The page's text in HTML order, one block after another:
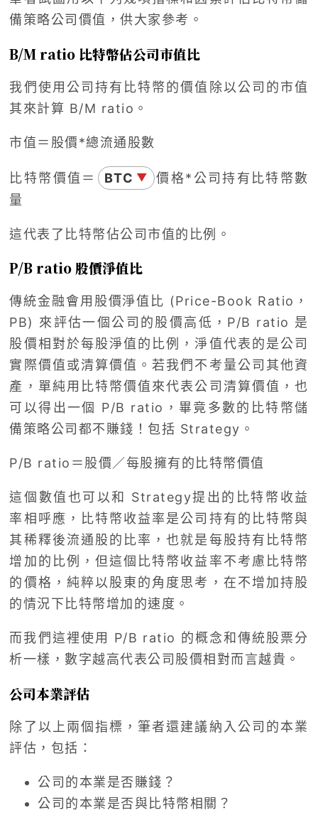
備策略公司價值，供大家參考。
B/M ratio 比特幣佔公司市值比
我們使用公司持有比特幣的價值除以公司的市值
其來計算 B/M ratio。
市值＝股價*總流通股數
比特幣價值＝ BTC ▼
價格*公司持有比特幣數
量
這代表了比特幣佔公司市值的比例。
P/B ratio 股價淨值比
傳統金融會用股價淨值比 (Price-Book Ratio，
PB) 來評估一個公司的股價高低，P/B ratio 是
股價相對於每股淨值的比例，淨值代表的是公司
實際價值或清算價值。若我們不考量公司其他資
產，單純用比特幣價值來代表公司清算價值，也
可以得出一個 P/B ratio，畢竟多數的比特幣儲
備策略公司都不賺錢！包括 Strategy。
P/B ratio＝股價／每股擁有的比特幣價值
這個數值也可以和 Strategy提出的比特幣收益
率相呼應，比特幣收益率是公司持有的比特幣與
其稀釋後流通股的比率，也就是每股持有比特幣
增加的比例，但這個比特幣收益率不考慮比特幣
的價格，純粹以股東的角度思考，在不增加持股
的情況下比特幣增加的速度。
而我們這裡使用 P/B ratio 的概念和傳統股票分
析一樣，數字越高代表公司股價相對而言越貴。
公司本業評估
除了以上兩個指標，筆者還建議納入公司的本業
評估，包括：
公司的本業是否賺錢？
公司的本業是否與比特幣相關？